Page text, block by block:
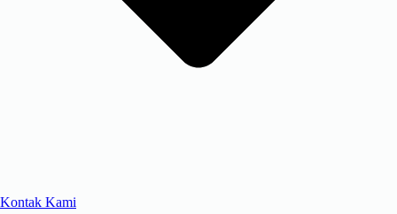
Kontak Kami